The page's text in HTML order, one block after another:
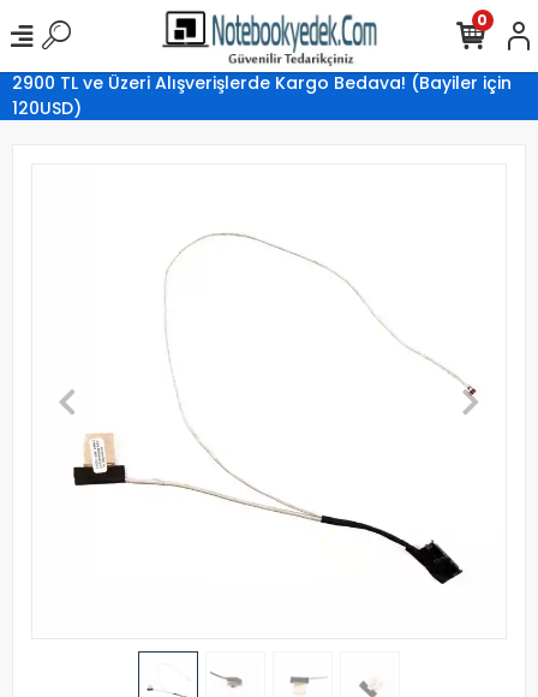
2900 TL ve Üzeri Alışverişlerde Kargo Bedava! (Bayiler için
120USD)
0